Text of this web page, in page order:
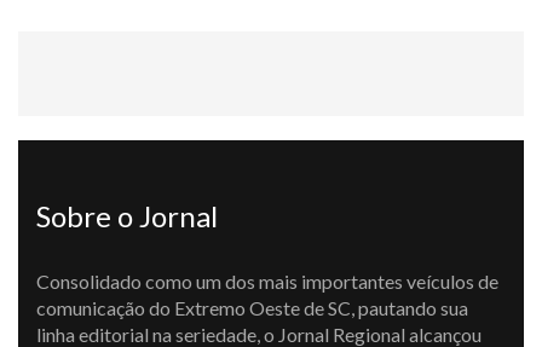
Sobre o Jornal
Consolidado como um dos mais importantes veículos de
comunicação do Extremo Oeste de SC, pautando sua
linha editorial na seriedade, o Jornal Regional alcançou